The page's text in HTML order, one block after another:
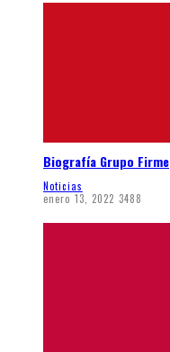
Biografía Grupo Firme
Noticias
enero 13, 2022 3488